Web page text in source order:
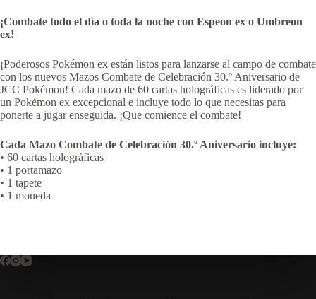
¡Combate todo el día o toda la noche con Espeon ex o Umbreon
ex!
¡Poderosos Pokémon ex están listos para lanzarse al campo de combate
con los nuevos Mazos Combate de Celebración 30.º Aniversario de
JCC Pokémon! Cada mazo de 60 cartas holográficas es liderado por
un Pokémon ex excepcional e incluye todo lo que necesitas para
ponerte a jugar enseguida. ¡Que comience el combate!
Cada Mazo Combate de Celebración 30.º Aniversario incluye:
• 60 cartas holográficas
• 1 portamazo
• 1 tapete
• 1 moneda